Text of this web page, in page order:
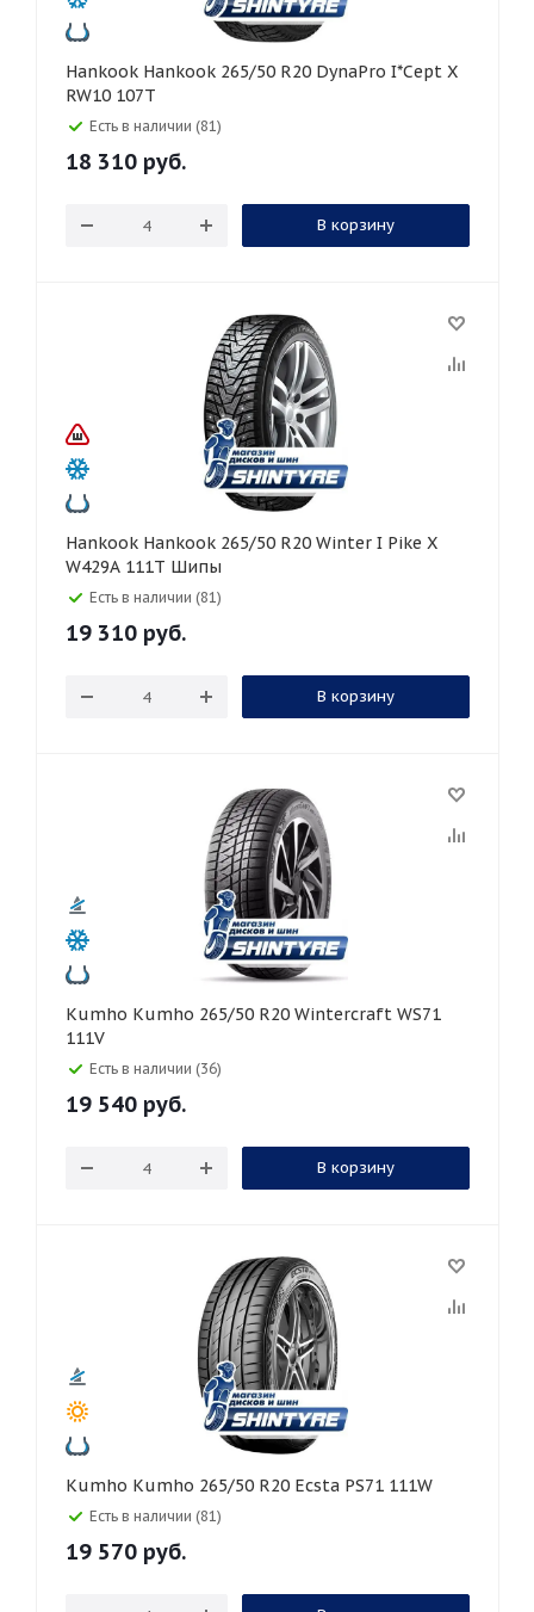
Hankook Hankook 265/50 R20 DynaPro I*Cept X
RW10 107T
Есть в наличии (81)
18 310 руб.
В корзину
Hankook Hankook 265/50 R20 Winter I Pike X
W429A 111T Шипы
Есть в наличии (81)
19 310 руб.
В корзину
Kumho Kumho 265/50 R20 Wintercraft WS71
111V
Есть в наличии (36)
19 540 руб.
В корзину
Kumho Kumho 265/50 R20 Ecsta PS71 111W
Есть в наличии (81)
19 570 руб.